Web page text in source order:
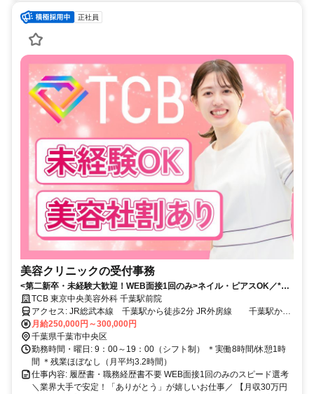
正社員
美容クリニックの受付事務
<第二新卒・未経験大歓迎！WEB面接1回のみ>ネイル・ピアスOK／*残
業月平均3.2h*美容社割あり／20・30代女性活躍中／千葉駅から徒歩2分
TCB 東京中央美容外科 千葉駅前院
アクセス: JR総武本線 千葉駅から徒歩2分 JR外房線 千葉駅から
徒歩2分 JR内房線 千葉駅から徒歩2分 JR京葉線 千葉駅から徒
歩2分 JR成田線 千葉駅から徒歩2分 京成電鉄 京成千葉駅から徒歩
4分
月給250,000円～300,000円
千葉県千葉市中央区
勤務時間・曜日: 9：00～19：00（シフト制） ＊実働8時間/休憩1時
間 ＊残業ほぼなし（月平均3.2時間）
仕事内容: 履歴書・職務経歴書不要 WEB面接1回のみのスピード選考
＼業界大手で安定！「ありがとう」が嬉しいお仕事／ 【月収30万円